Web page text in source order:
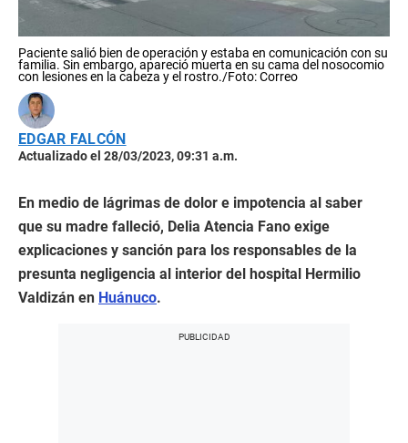
Paciente salió bien de operación y estaba en comunicación con su
familia. Sin embargo, apareció muerta en su cama del nosocomio
con lesiones en la cabeza y el rostro./Foto: Correo
EDGAR FALCÓN
Actualizado el 28/03/2023, 09:31 a.m.
En medio de lágrimas de dolor e impotencia al saber
que su madre falleció, Delia Atencia Fano exige
explicaciones y sanción para los responsables de la
presunta negligencia al interior del hospital Hermilio
Valdizán en Huánuco.